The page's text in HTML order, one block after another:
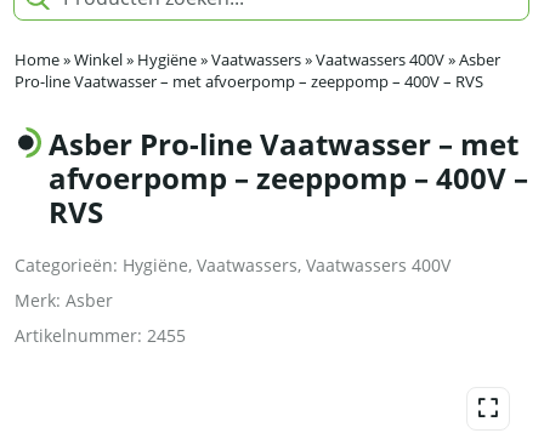
Home»Winkel» Hygiëne»Vaatwassers»Vaatwassers 400V»Asber
Pro-line Vaatwasser – met afvoerpomp – zeeppomp – 400V – RVS
Asber Pro-line Vaatwasser – met
afvoerpomp – zeeppomp – 400V –
RVS
Categorieën: Hygiëne, Vaatwassers, Vaatwassers 400V
Merk: Asber
Artikelnummer: 2455